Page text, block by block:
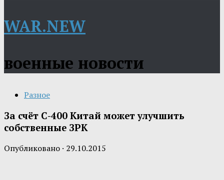
WAR.NEW
военные новости
Разное
За счёт С-400 Китай может улучшить
собственные ЗРК
Опубликовано · 29.10.2015